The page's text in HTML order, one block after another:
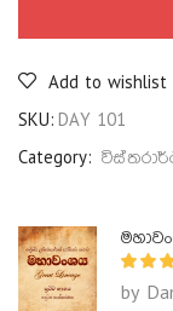
Add to wishlist
SKU: DAY 101
Category:
by